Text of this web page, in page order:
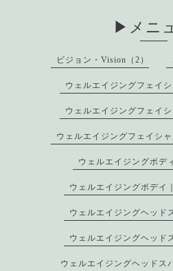
▶︎メニ
ビジョン・Vision（2）
ウェルエイジングフェイシ
ウェルエイジングフェイシ
ウェルエイジングフェイシャ
ウェルエイジングボデ
ウェルエイジングボデイ
ウェルエイジングヘッド
ウェルエイジングヘッド
ウェルエイジングヘッドス